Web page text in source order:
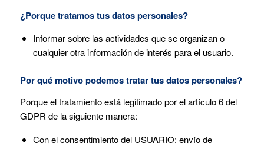
¿Porque tratamos tus datos personales?
Informar sobre las actividades que se organizan o
cualquier otra información de interés para el usuario.
Por qué motivo podemos tratar tus datos personales?
Porque el tratamiento está legitimado por el artículo 6 del
GDPR de la siguiente manera:
Con el consentimiento del USUARIO: envío de